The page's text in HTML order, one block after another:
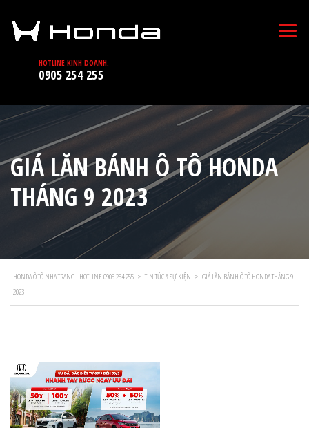
HOTLINE KINH DOANH:
0905 254 255
GIÁ LĂN BÁNH Ô TÔ HONDA
THÁNG 9 2023
HONDA Ô TÔ NHA TRANG - HOTLINE 0905 254 255 > TIN TỨC & SỰ KIỆN > GIÁ LĂN BÁNH Ô TÔ HONDA THÁNG 9
2023